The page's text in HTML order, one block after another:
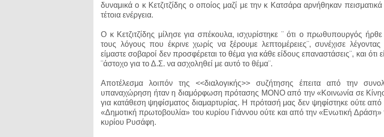
δυναμικά ο κ Κετζιτζίδης ο οποίος μαζί με την κ Κατσάρα αρνήθηκαν πεισματικά
τέτοια ενέργεια.
Ο κ Κετζιτζίδης μίλησε για σπέκουλα, ισχυρίστηκε ¨ ότι ο πρωθυπουργός ήρθε
τους λόγους που έκρινε χωρίς να ξέρουμε λεπτομέρειες¨, συνέχισε λέγοντας
είμαστε σοβαροί δεν προσφέρεται το θέμα για κάθε είδους επαναστάσεις¨, και ότι
¨άστοχο για το Δ.Σ. να ασχοληθεί με αυτό το θέμα¨.
Αποτέλεσμα λοιπόν της <<διαλογικής>> συζήτησης έπειτα από την
υπαναχώρηση ήταν η διαμόρφωση πρότασης ΜΟΝΟ από την «Κοινωνία σε
για κατάθεση ψηφίσματος διαμαρτυρίας. Η πρότασή μας δεν ψηφίστηκε ούτε από
«Δημοτική πρωτοβουλία» του κυρίου Γιάννου ούτε και από την «Ενωτική Δράση»
κυρίου Ρυσάφη.